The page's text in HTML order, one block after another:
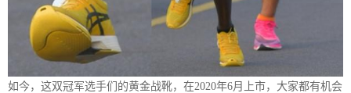
如今，这双冠军选手们的黄金战靴，在2020年6月上市，大家都有机会